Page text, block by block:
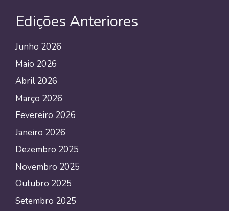
Edições Anteriores
Junho 2026
Maio 2026
Abril 2026
Março 2026
Fevereiro 2026
Janeiro 2026
Dezembro 2025
Novembro 2025
Outubro 2025
Setembro 2025